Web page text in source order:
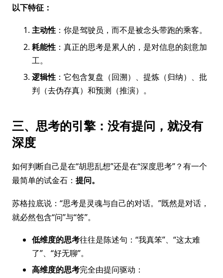
以下特征：
主动性 ：你是驾驶员，而不是被念头带跑的乘客。
耗能性 ：真正的思考是累人的，是对信息的刻意加
工。
逻辑性 ：它包含复盘（回溯）、提炼（归纳）、批
判（去伪存真）和预测（推演）。
三、思考的引擎：没有提问，就没有
深度
如何判断自己是在“胡思乱想”还是在“深度思考”？有一个
最简单的试金石： 提问。
苏格拉底说：“思考是灵魂与自己的对话。”既然是对话，
就必然包含“问”与“答”。
低维度的思考往往是陈述句：“我真笨”、“这太难
了”、“好无聊”。
高维度的思考完全由提问驱动：